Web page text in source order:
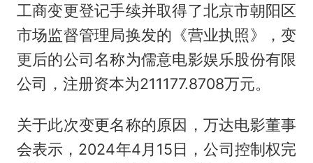
工商变更登记手续并取得了北京市朝阳区
市场监督管理局换发的《营业执照》，变
更后的公司名称为儒意电影娱乐股份有限
公司，注册资本为211177.8708万元。
关于此次变更名称的原因，万达电影董事
会表示，2024年4月15日，公司控制权完